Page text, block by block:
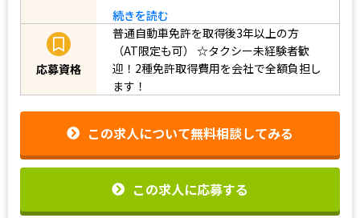
続きを読む
応募資格
普通自動車免許を取得後3年以上の方
（AT限定も可）
☆タクシー未経験者歓
迎！2種免許取得費用を会社で全額負担し
ます！
この求人について無料相談してみる
この求人に応募する